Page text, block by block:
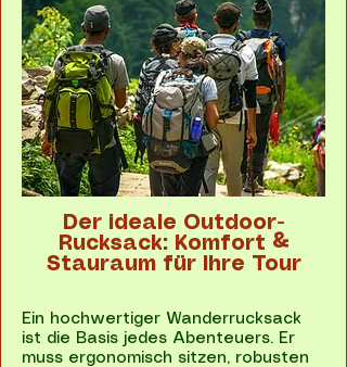
Der ideale Outdoor-
Rucksack: Komfort &
Stauraum für Ihre Tour
Ein hochwertiger Wanderrucksack
ist die Basis jedes Abenteuers. Er
muss ergonomisch sitzen, robusten